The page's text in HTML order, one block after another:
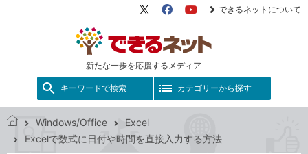
新たな一歩を応援するメディア
X（旧
FacebookYouTube
できるネットについて
キーワードで検索 カテゴリーから探す
で
Windows/Office
Excel
Excelで数式に日付や時間を直接入力する方法